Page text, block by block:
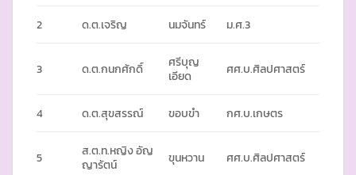
2 ด.ต.เจริญ นมจันทร์ ม.ศ.3
3 ด.ต.กนกศักดิ์
ศรีบุญ
เอียด
ศศ.บ.ศิลปศาสตร์
4 ด.ต.สุขสรรณ์ ขอบขำ กศ.บ.เกษตร
5
ส.ต.ท.หญิง อัญ
ญารัตน์
ขุนหวาน ศศ.บ.ศิลปศาสตร์